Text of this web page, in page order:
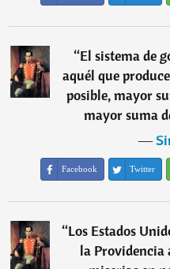
“El sistema de
aquél que
posible, mayor
mayor suma
―
Facebook Twitter
“Los Estados
la Providencia